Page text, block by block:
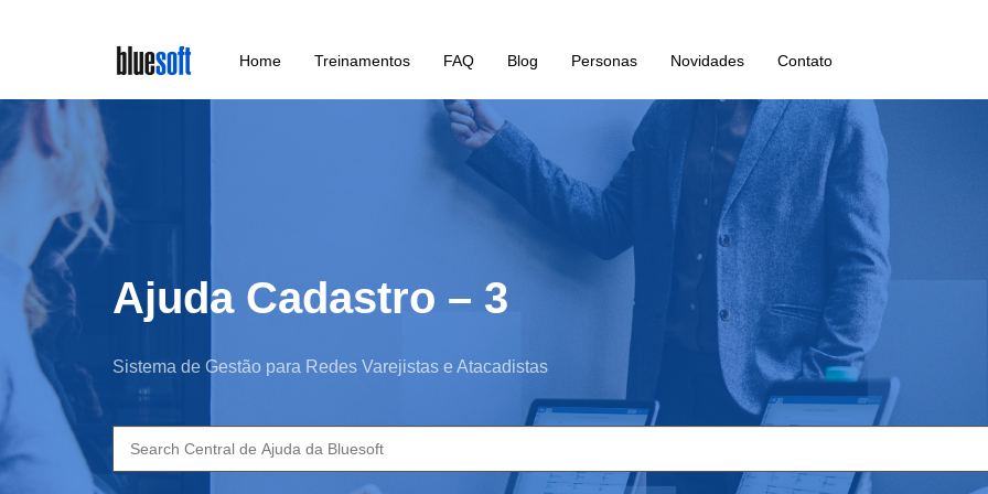
main
content
Home Treinamentos FAQ Blog Personas Novidades Contato
Ajuda Cadastro – 3
Sistema de Gestão para Redes Varejistas e Atacadistas
Search
for: